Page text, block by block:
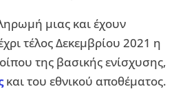
μιας και έχουν
τέλος Δεκεμβρίου 2021 η
της βασικής ενίσχυσης,
και του εθνικού αποθέματος.